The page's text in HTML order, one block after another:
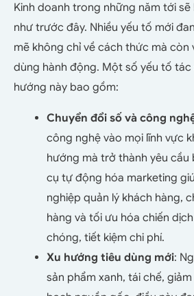
Kinh doanh trong những năm tới
như trước đây. Nhiều yếu tố mới
mẽ không chỉ về cách thức mà còn
dùng hành động. Một số yếu tố tác
hướng này bao gồm:
Chuyển đổi số và công
công nghệ vào mọi lĩnh vực
hướng mà trở thành yêu
cụ tự động hóa marketing
nghiệp quản lý khách hàng,
hàng và tối ưu hóa chiến
chóng, tiết kiệm chi phí.
Xu hướng tiêu dùng mới:
sản phẩm xanh, tái chế,